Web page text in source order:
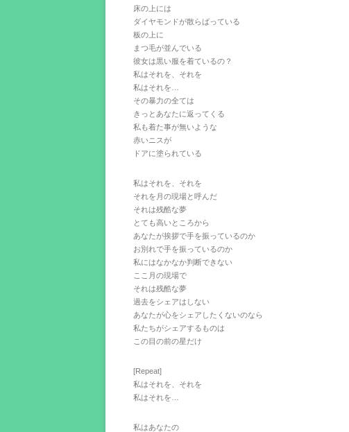
床の上には
ダイヤモンドが散らばっている
板の上に
まつ毛が並んでいる
彼女は黒い服を着ているの？
私はそれを、それを
私はそれを…
その暴力の全ては
きっとあなたに返ってくる
私も着た事が無いような
赤いニスが
ドアに塗られている
私はそれを、それを
それを月の現場と呼んだ
それは残酷な夢
とても高いところから
あなたが挨拶で手を振っているのか
お別れで手を振っているのか
私にはなかなか判断できない
ここ月の現場で
それは残酷な夢
過去をシェアはしない
あなたが心をシェアしたくないのなら
私たちがシェアするものは
この目の前の星だけ
[Repeat]
私はそれを、それを
私はそれを…
私はあなたの